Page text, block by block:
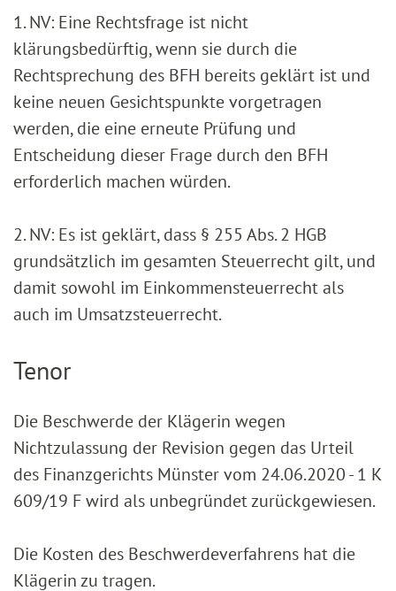
1. NV: Eine Rechtsfrage ist nicht
klärungsbedürftig, wenn sie durch die
Rechtsprechung des BFH bereits geklärt ist und
keine neuen Gesichtspunkte vorgetragen
werden, die eine erneute Prüfung und
Entscheidung dieser Frage durch den BFH
erforderlich machen würden.
2. NV: Es ist geklärt, dass § 255 Abs. 2 HGB
grundsätzlich im gesamten Steuerrecht gilt, und
damit sowohl im Einkommensteuerrecht als
auch im Umsatzsteuerrecht.
Tenor
Die Beschwerde der Klägerin wegen
Nichtzulassung der Revision gegen das Urteil
des Finanzgerichts Münster vom 24.06.2020 - 1 K
609/19 F wird als unbegründet zurückgewiesen.
Die Kosten des Beschwerdeverfahrens hat die
Klägerin zu tragen.